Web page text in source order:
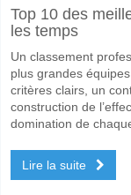
Top 10 des
les temps
Un classement
plus grandes
critères clairs, un
construction de
domination de
Lire la suite